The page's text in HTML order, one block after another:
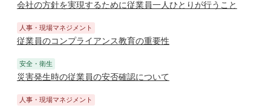
会社の方針を実現するために従業員一人ひとりが行うこと
人事・現場マネジメント
従業員のコンプライアンス教育の重要性
安全・衛生
災害発生時の従業員の安否確認について
人事・現場マネジメント